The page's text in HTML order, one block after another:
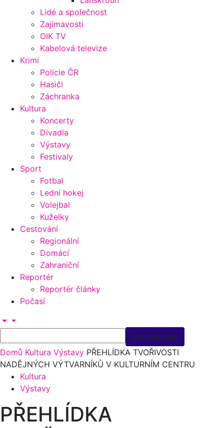
Lidé a společnost
Zajímavosti
OIK TV
Kabelová televize
Krimi
Policie ČR
Hasiči
Záchranka
Kultura
Koncerty
Divadla
Výstavy
Festivaly
Sport
Fotbal
Lední hokej
Volejbal
Kuželky
Cestování
Regionální
Domácí
Zahraniční
Reportér
Reportér články
Počasí
Domů Kultura Výstavy PŘEHLÍDKA TVOŘIVOSTI
NADĚJNÝCH VÝTVARNÍKŮ V KULTURNÍM CENTRU
Kultura
Výstavy
PŘEHLÍDKA